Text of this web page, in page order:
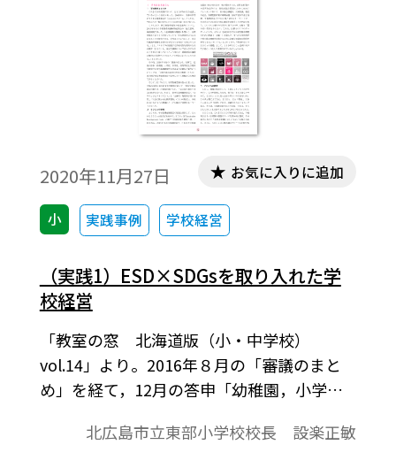
て，現在取り組んでいるこれらの活動を生
かしながら次年度の学校経営に向かいたい
という私の願いを少しずつ広めていった。
2020年11月27日
小 実践事例 学校経営
お気に入りに追加
（実践1）ESD×SDGsを取り入れた学
校経営
「教室の窓 北海道版（小・中学校）
vol.14」より。2016年８月の「審議のまと
め」を経て，12月の答申「幼稚園，小学
学習指導要領等の改善及び必要な方策等に
北広島市立東部小学校校長 設楽正敏